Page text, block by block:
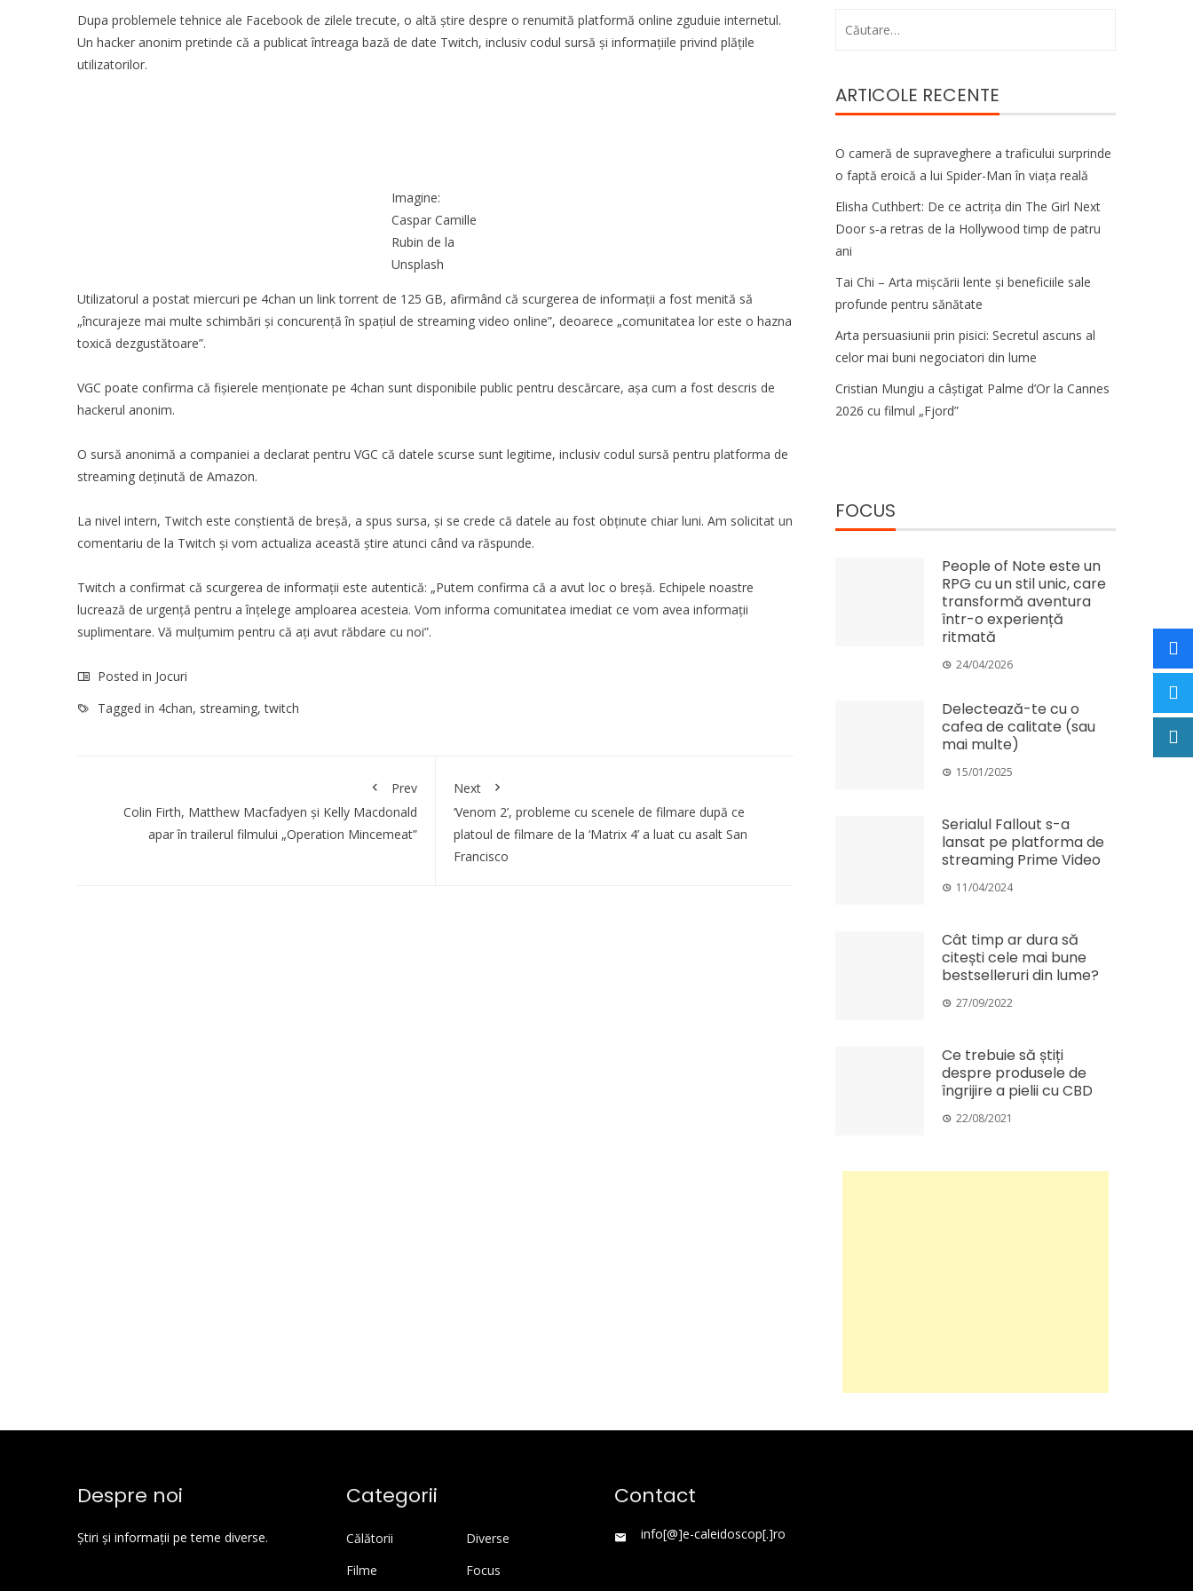
Dupa problemele tehnice ale Facebook de zilele trecute, o altă știre despre o renumită platformă online zguduie internetul.
Un hacker anonim pretinde că a publicat întreaga bază de date Twitch, inclusiv codul sursă și informațiile privind plățile
utilizatorilor.
Imagine:
Caspar Camille
Rubin de la
Unsplash
Utilizatorul a postat miercuri pe 4chan un link torrent de 125 GB, afirmând că scurgerea de informații a fost menită să
„încurajeze mai multe schimbări și concurență în spațiul de streaming video online”, deoarece „comunitatea lor este o hazna
toxică dezgustătoare”.
VGC poate confirma că fișierele menționate pe 4chan sunt disponibile public pentru descărcare, așa cum a fost descris de
hackerul anonim.
O sursă anonimă a companiei a declarat pentru VGC că datele scurse sunt legitime, inclusiv codul sursă pentru platforma de
streaming deținută de Amazon.
La nivel intern, Twitch este conștientă de breșă, a spus sursa, și se crede că datele au fost obținute chiar luni. Am solicitat un
comentariu de la Twitch și vom actualiza această știre atunci când va răspunde.
Twitch a confirmat că scurgerea de informații este autentică: „Putem confirma că a avut loc o breșă. Echipele noastre
lucrează de urgență pentru a înțelege amploarea acesteia. Vom informa comunitatea imediat ce vom avea informații
suplimentare. Vă mulțumim pentru că ați avut răbdare cu noi”.
Posted in Jocuri
Tagged in 4chan, streaming,twitch
Prev
Colin Firth, Matthew Macfadyen și Kelly Macdonald
apar în trailerul filmului „Operation Mincemeat”
Next
‘Venom 2’, probleme cu scenele de filmare după ce
platoul de filmare de la ‘Matrix 4’ a luat cu asalt San
Francisco
ARTICOLE RECENTE
O cameră de supraveghere a traficului surprinde
o faptă eroică a lui Spider-Man în viața reală
Elisha Cuthbert: De ce actrița din The Girl Next
Door s‑a retras de la Hollywood timp de patru
ani
Tai Chi – Arta mișcării lente și beneficiile sale
profunde pentru sănătate
Arta persuasiunii prin pisici: Secretul ascuns al
celor mai buni negociatori din lume
Cristian Mungiu a câștigat Palme d’Or la Cannes
2026 cu filmul „Fjord”
FOCUS
People of Note este un
RPG cu un stil unic, care
transformă aventura
într-o experiență
ritmată
24/04/2026
Delectează-te cu o
cafea de calitate (sau
mai multe)
15/01/2025
Serialul Fallout s-a
lansat pe platforma de
streaming Prime Video
11/04/2024
Cât timp ar dura să
citești cele mai bune
bestselleruri din lume?
27/09/2022
Ce trebuie să știți
despre produsele de
îngrijire a pielii cu CBD
22/08/2021
Despre noi
Știri și informații pe teme diverse.
Categorii
Călătorii
Diverse
Filme
Focus
Contact
info[@]e-caleidoscop[.]ro